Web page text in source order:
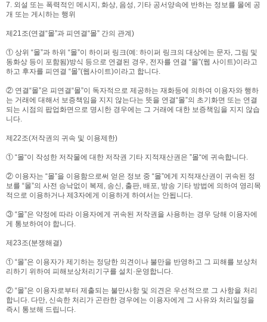
7. 외설 또는 폭력적인 메시지, 화상, 음성, 기타 공서양속에 반하는 정보를 몰에 공
개 또는 게시하는 행위
제21조(연결“몰”과 피연결“몰” 간의 관계)
① 상위 “몰”과 하위 “몰”이 하이퍼 링크(예: 하이퍼 링크의 대상에는 문자, 그림 및
동화상 등이 포함됨)방식 등으로 연결된 경우, 전자를 연결 “몰”(웹 사이트)이라고
하고 후자를 피연결 “몰”(웹사이트)이라고 합니다.
② 연결“몰”은 피연결“몰”이 독자적으로 제공하는 재화등에 의하여 이용자와 행하
는 거래에 대해서 보증책임을 지지 않는다는 뜻을 연결“몰”의 초기화면 또는 연결
되는 시점의 팝업화면으로 명시한 경우에는 그 거래에 대한 보증책임을 지지 않습
니다.
제22조(저작권의 귀속 및 이용제한)
① “몰“이 작성한 저작물에 대한 저작권 기타 지적재산권은 ”몰“에 귀속합니다.
② 이용자는 “몰”을 이용함으로써 얻은 정보 중 “몰”에게 지적재산권이 귀속된 정
보를 “몰”의 사전 승낙없이 복제, 송신, 출판, 배포, 방송 기타 방법에 의하여 영리목
적으로 이용하거나 제3자에게 이용하게 하여서는 안됩니다.
③ “몰”은 약정에 따라 이용자에게 귀속된 저작권을 사용하는 경우 당해 이용자에
게 통보하여야 합니다.
제23조(분쟁해결)
① “몰”은 이용자가 제기하는 정당한 의견이나 불만을 반영하고 그 피해를 보상처
리하기 위하여 피해보상처리기구를 설치·운영합니다.
② “몰”은 이용자로부터 제출되는 불만사항 및 의견은 우선적으로 그 사항을 처리
합니다. 다만, 신속한 처리가 곤란한 경우에는 이용자에게 그 사유와 처리일정을
즉시 통보해 드립니다.